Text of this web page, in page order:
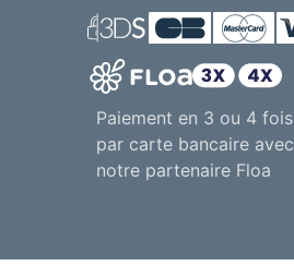
Paiement en 3 ou 4 fois
par carte bancaire avec
notre partenaire Floa